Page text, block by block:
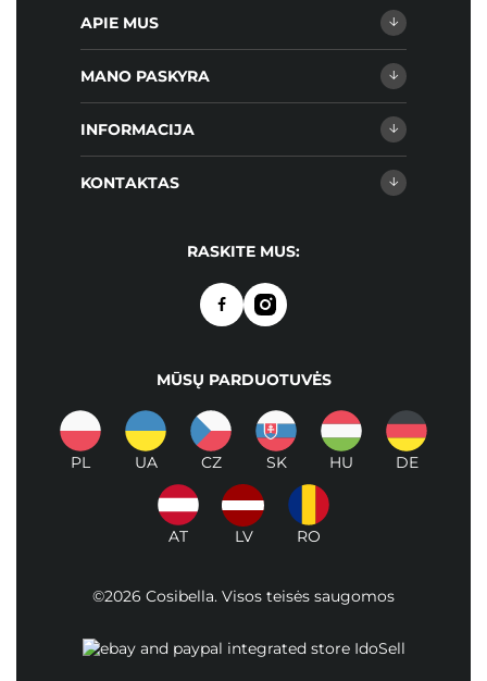
APIE MUS
MANO PASKYRA
INFORMACIJA
KONTAKTAS
RASKITE MUS:
MŪSŲ PARDUOTUVĖS
PL UA CZ SK HU DE
AT LV RO
©2026 Cosibella. Visos teisės saugomos